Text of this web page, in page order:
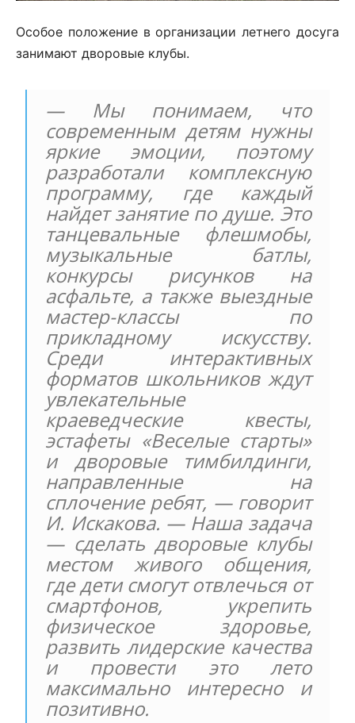
Особое положение в организации летнего досуга
занимают дворовые клубы.
— Мы понимаем, что
современным детям нужны
яркие эмоции, поэтому
разработали комплексную
программу, где каждый
найдет занятие по душе. Это
танцевальные флешмобы,
музыкальные батлы,
конкурсы рисунков на
асфальте, а также выездные
мастер-классы по
прикладному искусству.
Среди интерактивных
форматов школьников ждут
увлекательные
краеведческие квесты,
эстафеты «Веселые старты»
и дворовые тимбилдинги,
направленные на
сплочение ребят, — говорит
И. Искакова. — Наша задача
— сделать дворовые клубы
местом живого общения,
где дети смогут отвлечься от
смартфонов, укрепить
физическое здоровье,
развить лидерские качества
и провести это лето
максимально интересно и
позитивно.